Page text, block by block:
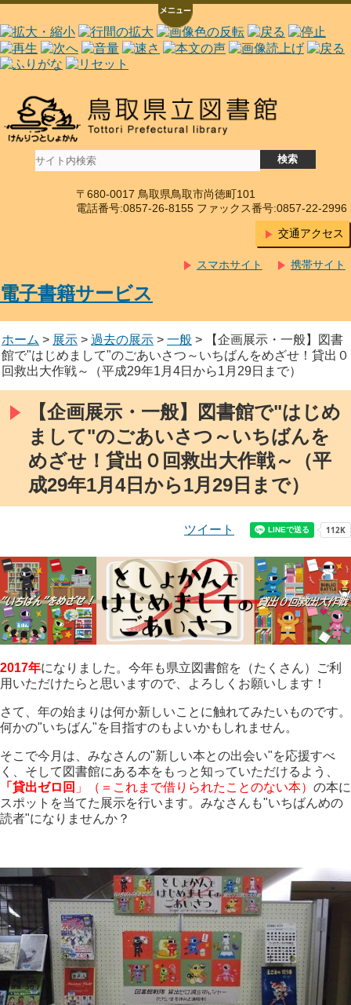
〒680-0017 鳥取県鳥取市尚徳町101
電話番号:0857-26-8155 ファックス番号:0857-22-2996
交通アクセス
携帯サイト
スマホサイト
電子書籍サービス
ホーム > 展示 > 過去の展示 > 一般 > 【企画展示・一般】図書
館で"はじめまして"のごあいさつ～いちばんをめざせ！貸出０
回救出大作戦～（平成29年1月4日から1月29日まで）
【企画展示・一般】図書館で"はじめ
まして"のごあいさつ～いちばんを
めざせ！貸出０回救出大作戦～（平
成29年1月4日から1月29日まで）
ツイート
2017年になりました。今年も県立図書館を（たくさん）ご利
用いただけたらと思いますので、よろしくお願いします！
さて、年の始まりは何か新しいことに触れてみたいものです。
何かの"いちばん"を目指すのもよいかもしれません。
そこで今月は、みなさんの"新しい本との出会い"を応援すべ
く、そして図書館にある本をもっと知っていただけるよう、
「貸出ゼロ回 」（＝これまで借りられたことのない本） の本に
スポットを当てた展示を行います。みなさんも"いちばんめの
読者"になりませんか？